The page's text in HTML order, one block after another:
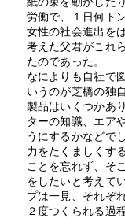
労働で、１日何ト
女性の社会進出を
考えた父君がこれ
たのであった。
なによりも自社で
いうのが芝橋の独
製品はいくつかあ
ターの知識、エア
うにするかなどで
力をたくましくす
ことを忘れず、そ
をしたいと考えて
プは一見、それぞ
２度つくられる過